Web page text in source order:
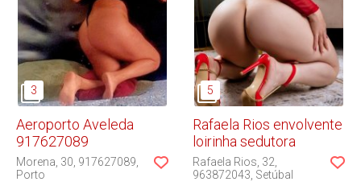
Aeroporto Aveleda
917627089
Morena 30 917627089
Porto
Rafaela Rios envolvente
loirinha sedutora
Rafaela Rios 32
963872043 Setúbal